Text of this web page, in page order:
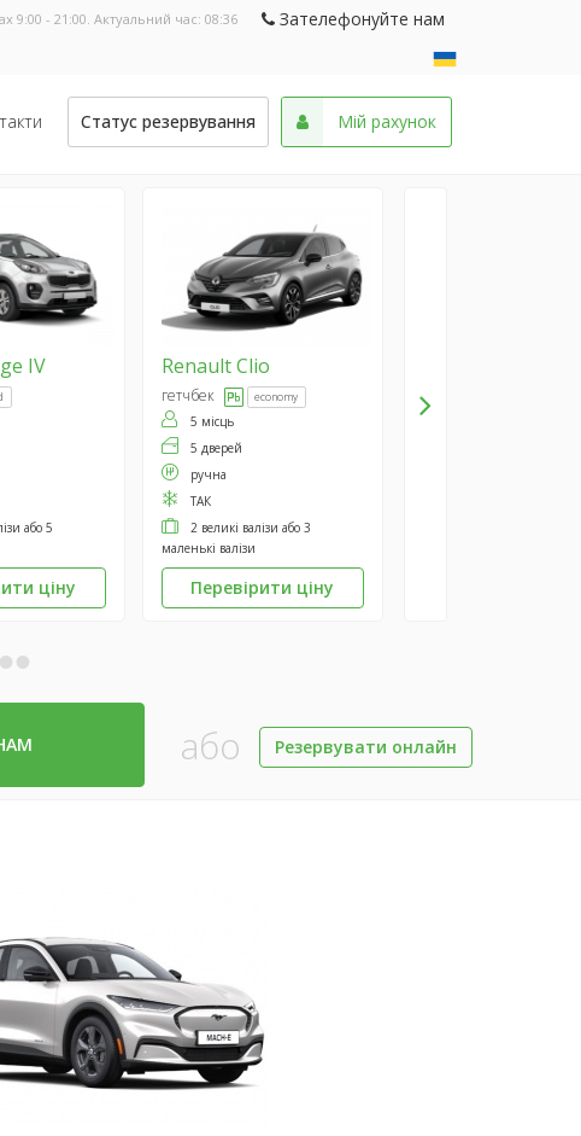
9:00 - 21:00. Актуальний час: 08:36 Зателефонуйте нам
Статус резервування Мій рахунок
IV
або 5
ціну
RenaultClio
гетчбек economy
5 місць
5 дверей
ручна
ТАК
2 великі валізи або 3
маленькі валізи
Перевірити ціну
••
або Резервувати онлайн